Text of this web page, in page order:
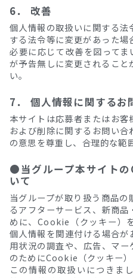
6． 改善
個人情報の取扱いに関する
する法令等に変更があった場
必要に応じて改善を図って
が予告無しに変更されるこ
い。
7． 個人情報に関するお
本サイトは応募者またはお客
および削除に関するお問い
の意思を尊重し、合理的な範
●当グループ本サイト
いて
当グループが取り扱う商品
るアフターサービス、新商
めに、Cookie（クッキー）
個人情報を関連付ける場合
用状況の調査や、広告、マ
のためにCookie（クッキー）
この情報の取扱いにつきま